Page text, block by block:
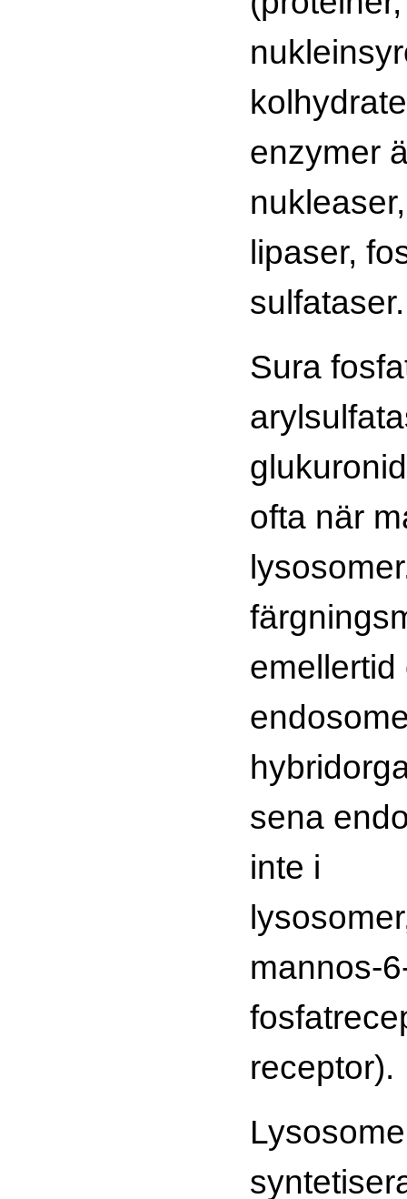
enzymer
lipaser,
sulfataser.
Sura
ofta när
sena
inte i
mannos-
receptor).